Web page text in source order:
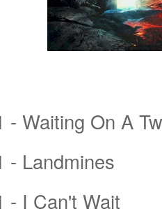
- Waiting On A
- Landmines
- I Can't Wait